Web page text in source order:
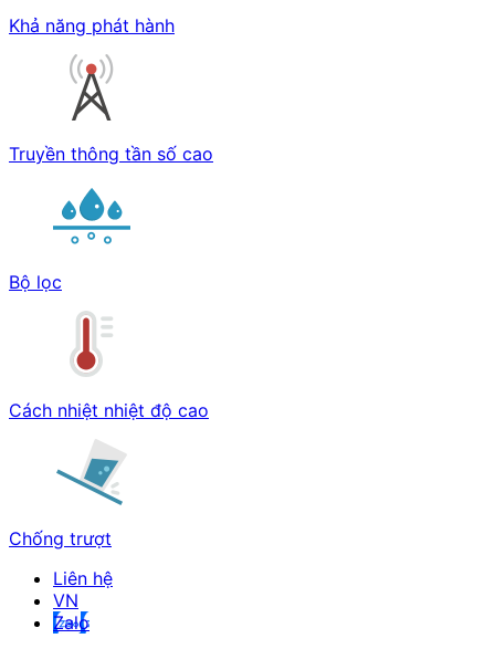
Khả năng phát hành
Truyền thông tần số cao
Bộ lọc
Cách nhiệt nhiệt độ cao
Chống trượt
Liên hệ
Zalo